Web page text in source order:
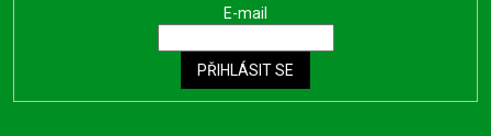
E-mail
PŘIHLÁSIT SE